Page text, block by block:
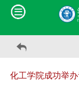
化工学院成功举